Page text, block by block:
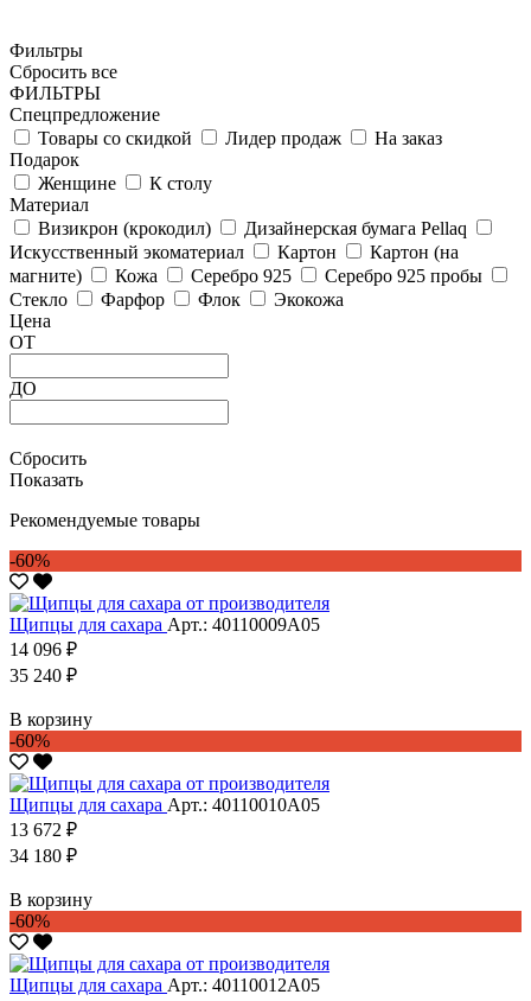
Фильтры
Сбросить все
ФИЛЬТРЫ
Спецпредложение
Товары со скидкой
Лидер продаж
На заказ
Подарок
Женщине
К столу
Материал
Визикрон (крокодил)
Дизайнерская бумага Pellaq
Искусственный экоматериал
Картон
Картон (на
магните)
Кожа Серебро 925
Серебро 925 пробы
Стекло
Фарфор Флок
Экокожа
Цена
ОТ
ДО
Сбросить
Показать
Рекомендуемые товары
-60%
Щипцы для сахара Арт.: 40110009А05
14 096 ₽
35 240 ₽
В корзину
-60%
Щипцы для сахара Арт.: 40110010А05
13 672 ₽
34 180 ₽
В корзину
-60%
Щипцы для сахара Арт.: 40110012А05